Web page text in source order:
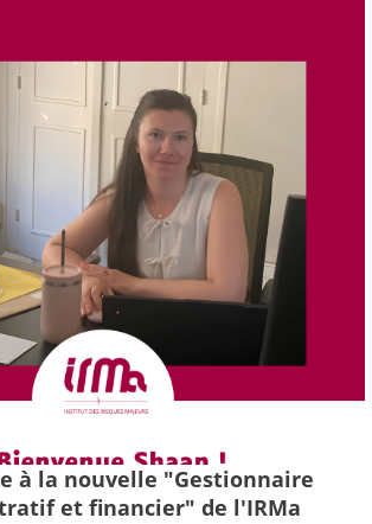
à la nouvelle "Gestionnaire
et financier" de l'IRMa